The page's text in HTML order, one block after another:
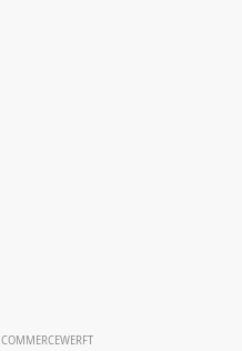
COMMERCEWERFT